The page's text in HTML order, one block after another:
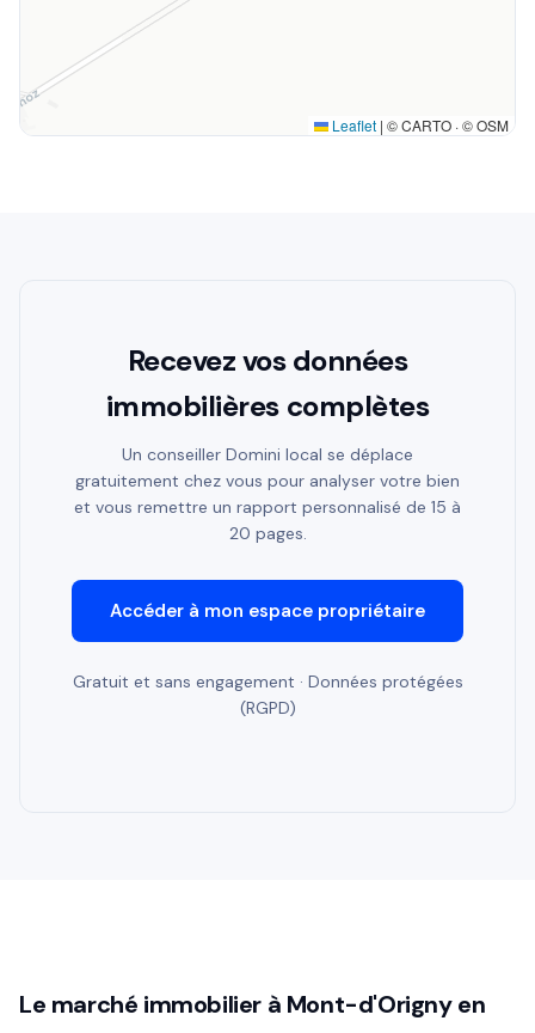
Leaflet | © CARTO · © OSM
Recevez vos données
immobilières complètes
Un conseiller Domini local se déplace
gratuitement chez vous pour analyser votre bien
et vous remettre un rapport personnalisé de 15 à
20 pages.
Accéder à mon espace propriétaire
Gratuit et sans engagement · Données protégées
(RGPD)
Le marché immobilier à Mont-d'Origny en